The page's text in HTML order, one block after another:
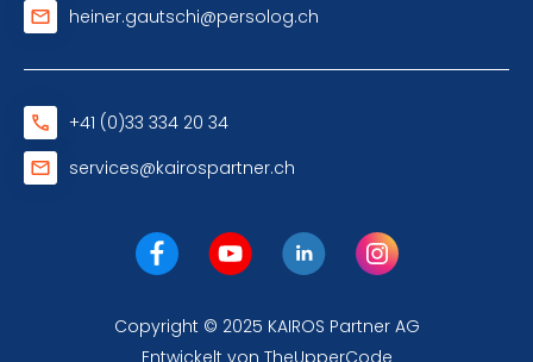
heiner.gautschi@persolog.ch
+41 (0)33 334 20 34
services@kairospartner.ch
Copyright © 2025 KAIROS Partner AG
Entwickelt von TheUpperCode